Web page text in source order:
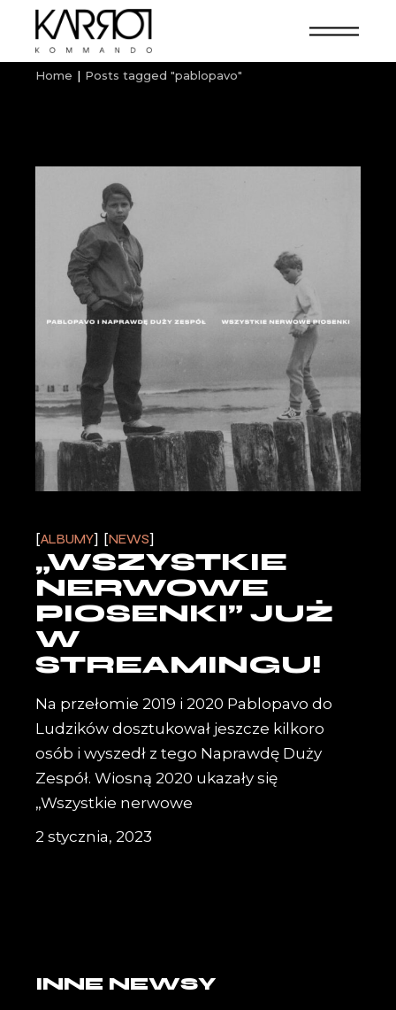
Home Posts tagged "pablopavo"
ALBUMY NEWS
„WSZYSTKIE
NERWOWE
PIOSENKI” JUŻ
W
STREAMINGU!
Na przełomie 2019 i 2020 Pablopavo do
Ludzików dosztukował jeszcze kilkoro
osób i wyszedł z tego Naprawdę Duży
Zespół. Wiosną 2020 ukazały się
„Wszystkie nerwowe
2 stycznia, 2023
INNE NEWSY